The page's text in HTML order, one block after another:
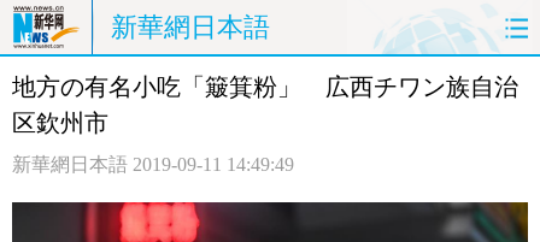
新華網日本語
ホームページ 政治 経済
観光 写真
地方の有名小吃「簸箕粉」 広西チワン族自治
区欽州市
新華網日本語 2019-09-11 14:49:49